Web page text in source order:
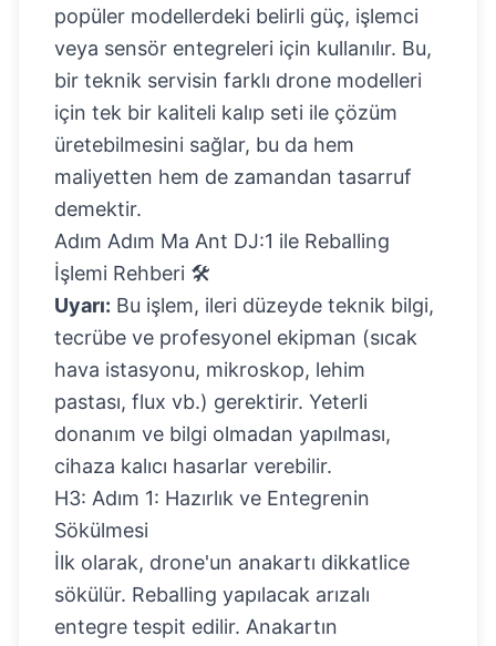
popüler modellerdeki belirli güç, işlemci
veya sensör entegreleri için kullanılır. Bu,
bir teknik servisin farklı drone modelleri
için tek bir kaliteli kalıp seti ile çözüm
üretebilmesini sağlar, bu da hem
maliyetten hem de zamandan tasarruf
demektir.
Adım Adım Ma Ant DJ:1 ile Reballing
İşlemi Rehberi 🛠️
Uyarı: Bu işlem, ileri düzeyde teknik bilgi,
tecrübe ve profesyonel ekipman (sıcak
hava istasyonu, mikroskop, lehim
pastası, flux vb.) gerektirir. Yeterli
donanım ve bilgi olmadan yapılması,
cihaza kalıcı hasarlar verebilir.
H3: Adım 1: Hazırlık ve Entegrenin
Sökülmesi
İlk olarak, drone'un anakartı dikkatlice
sökülür. Reballing yapılacak arızalı
entegre tespit edilir. Anakartın